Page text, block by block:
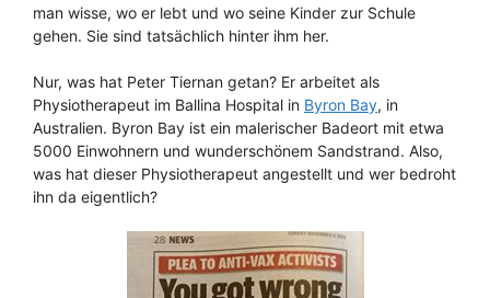
man wisse, wo er lebt und wo seine Kinder zur Schule
gehen. Sie sind tatsächlich hinter ihm her.
Nur, was hat Peter Tiernan getan? Er arbeitet als
Physiotherapeut im Ballina Hospital in Byron Bay, in
Australien. Byron Bay ist ein malerischer Badeort mit etwa
5000 Einwohnern und wunderschönem Sandstrand. Also,
was hat dieser Physiotherapeut angestellt und wer bedroht
ihn da eigentlich?